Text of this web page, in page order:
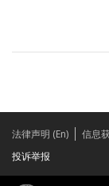
法律声明 (En) 信息
投诉举报